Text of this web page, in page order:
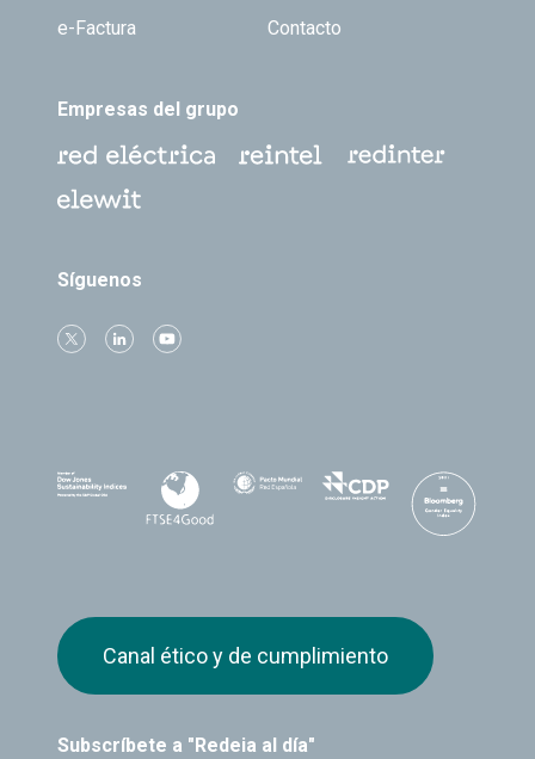
e-Factura
Contacto
Empresas del grupo
Síguenos
Subscríbete a "Redeia al día"
Canal ético y de cumplimiento